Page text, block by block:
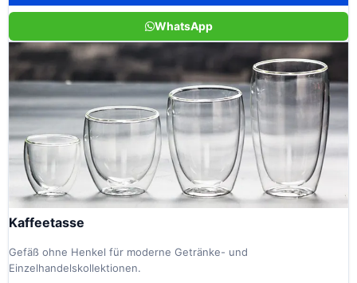
WhatsApp
Kaffeetasse
Gefäß ohne Henkel für moderne Getränke- und
Einzelhandelskollektionen.